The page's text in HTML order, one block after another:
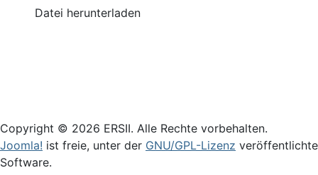
Datei herunterladen
Copyright © 2026 ERSII. Alle Rechte vorbehalten.
Joomla! ist freie, unter der GNU/GPL-Lizenz veröffentlichte
Software.